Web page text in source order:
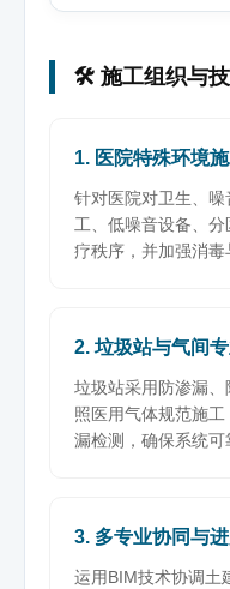
🛠️ 施工组织与
1. 医院特殊环境
针对医院对卫生、
工、低噪音设备、
疗秩序，并加强消毒
2. 垃圾站与气间
垃圾站采用防渗漏
照医用气体规范施
漏检测，确保系统可
3. 多专业协同与
运用BIM技术协调土